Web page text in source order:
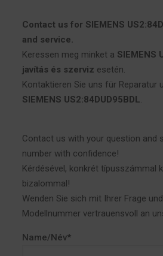
Contact us for SIEMENS
and service.
Keressen meg minket a SIEMENS
javítás és szerviz esetén.
Kontaktieren Sie uns für Reparatur
SIEMENS US2:84DUD95BDL.
Contact us with your question and
number with confidence!
Kérdésével, konkrét típusszámmal
bizalommal!
Wenden Sie sich mit Ihrer Frage
Modellnummer vertrauensvoll an
Name/Név*